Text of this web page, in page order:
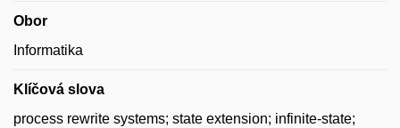
Obor
Informatika
Klíčová slova
process rewrite systems; state extension; infinite-state;